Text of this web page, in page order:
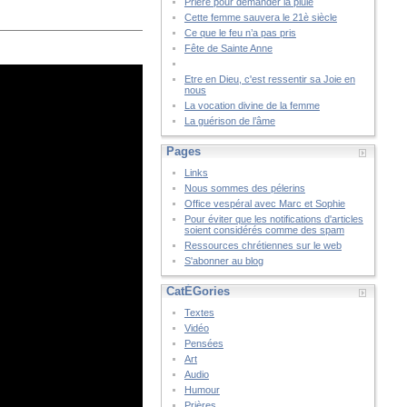
Cette femme sauvera le 21è siècle
Ce que le feu n’a pas pris
Fête de Sainte Anne
Etre en Dieu, c'est ressentir sa Joie en
nous
La vocation divine de la femme
La guérison de l’âme
Pages
Links
Nous sommes des pélerins
Office vespéral avec Marc et Sophie
Pour éviter que les notifications d'articles
soient considérés comme des spam
Ressources chrétiennes sur le web
S'abonner au blog
CatÉGories
Textes
Vidéo
Pensées
Art
Audio
Humour